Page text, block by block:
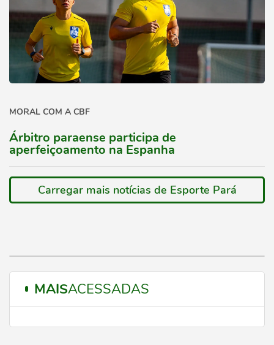
MORAL COM A CBF
Árbitro paraense participa de
aperfeiçoamento na Espanha
Carregar mais notícias de Esporte Pará
MAISACESSADAS